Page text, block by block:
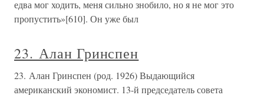
едва мог ходить, меня сильно знобило, но я не мог это
пропустить»[610]. Он уже был
23. Алан Гринспен
23. Алан Гринспен (род. 1926) Выдающийся
американский экономист. 13-й председатель совета